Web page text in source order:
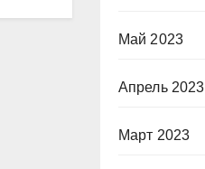
Май 2023
Апрель 2023
Март 2023